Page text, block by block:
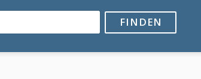
FINDEN